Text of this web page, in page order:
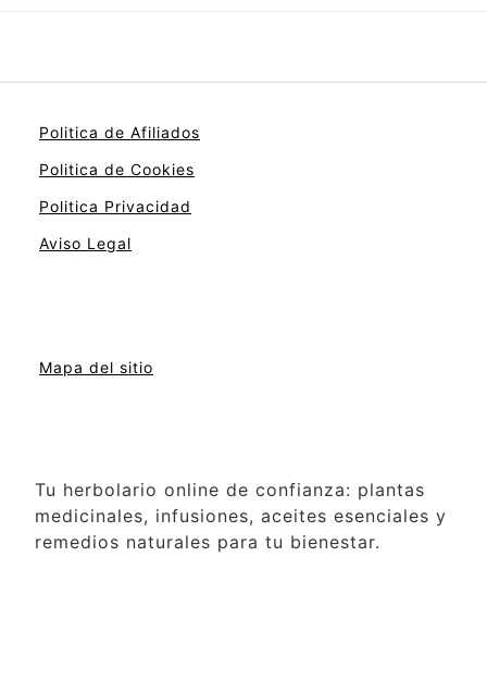
Politica de Afiliados
Politica de Cookies
Politica Privacidad
Aviso Legal
Mapa del sitio
Tu herbolario online de confianza: plantas
medicinales, infusiones, aceites esenciales y
remedios naturales para tu bienestar.